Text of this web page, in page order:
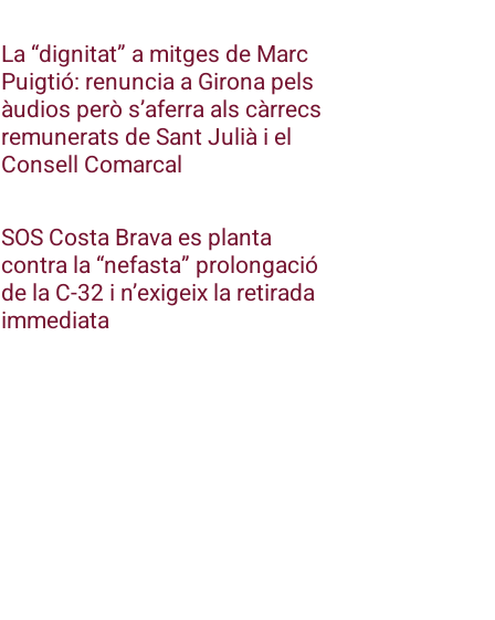
La “dignitat” a mitges de Marc
Puigtió: renuncia a Girona pels
àudios però s’aferra als càrrecs
remunerats de Sant Julià i el
Consell Comarcal
SOS Costa Brava es planta
contra la “nefasta” prolongació
de la C-32 i n’exigeix la retirada
immediata